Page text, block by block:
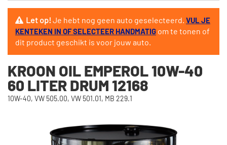
Let op!Je hebt nog geen auto geselecteerd. VUL JE
KENTEKEN IN OF SELECTEER HANDMATIG om te tonen of
dit product geschikt is voor jouw auto.
KROON OIL EMPEROL 10W-40
60 LITER DRUM 12168
10W-40, VW 505.00, VW 501.01, MB 229.1